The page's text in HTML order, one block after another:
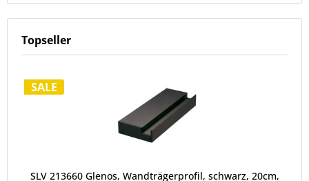
Topseller
SALE
SLV 213660 Glenos, Wandträgerprofil, schwarz, 20cm,